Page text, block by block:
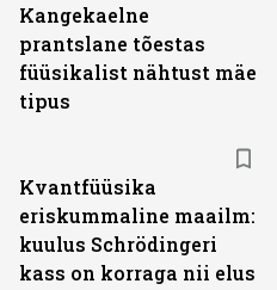
Kangekaelne
prantslane tõestas
füüsikalist nähtust mäe
tipus
Kvantfüüsika
eriskummaline maailm:
kuulus Schrödingeri
kass on korraga nii elus